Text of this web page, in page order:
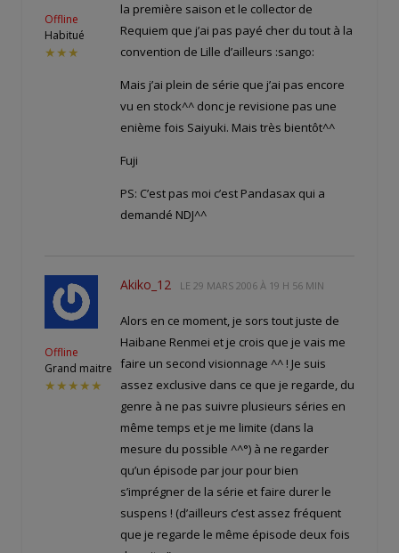
Offline
Habitué
★★★
la première saison et le collector de
Requiem que j’ai pas payé cher du tout à la
convention de Lille d’ailleurs :sango:
Mais j’ai plein de série que j’ai pas encore
vu en stock^^ donc je revisione pas une
enième fois Saiyuki. Mais très bientôt^^
Fuji
PS: C’est pas moi c’est Pandasax qui a
demandé NDJ^^
Offline
Grand maitre
★★★★★
Akiko_12 LE 29 MARS 2006 À 19 H 56 MIN
Alors en ce moment, je sors tout juste de
Haibane Renmei et je crois que je vais me
faire un second visionnage ^^ ! Je suis
assez exclusive dans ce que je regarde, du
genre à ne pas suivre plusieurs séries en
même temps et je me limite (dans la
mesure du possible ^^°) à ne regarder
qu’un épisode par jour pour bien
s’imprégner de la série et faire durer le
suspens ! (d’ailleurs c’est assez fréquent
que je regarde le même épisode deux fois